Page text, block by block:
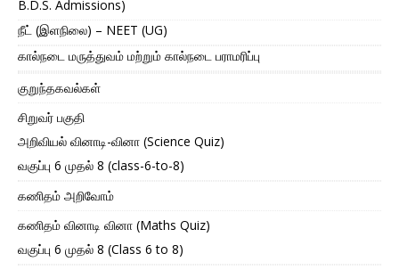
B.D.S. Admissions)
நீட் (இளநிலை) – NEET (UG)
கால்நடை மருத்துவம் மற்றும் கால்நடை பராமரிப்பு
குறுந்தகவல்கள்
சிறுவர் பகுதி
அறிவியல் வினாடி-வினா (Science Quiz)
வகுப்பு 6 முதல் 8 (class-6-to-8)
கணிதம் அறிவோம்
கணிதம் வினாடி வினா (Maths Quiz)
வகுப்பு 6 முதல் 8 (Class 6 to 8)